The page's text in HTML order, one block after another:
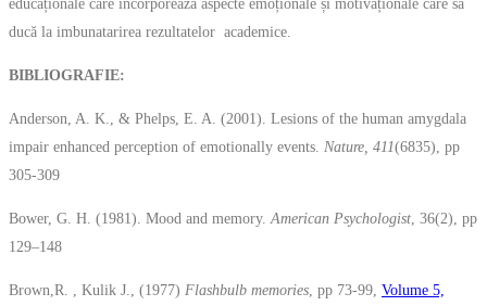
educaționale care incorporează aspecte emoționale și motivaționale care să
ducă la imbunatarirea rezultatelor academice.
BIBLIOGRAFIE:
Anderson, A. K., & Phelps, E. A. (2001). Lesions of the human amygdala
impair enhanced perception of emotionally events. Nature, 411(6835), pp
305-309
Bower, G. H. (1981). Mood and memory.American Psychologist, 36(2), pp
129–148
Brown,R. , Kulik J., (1977) Flashbulb memories, pp 73-99, Volume 5,